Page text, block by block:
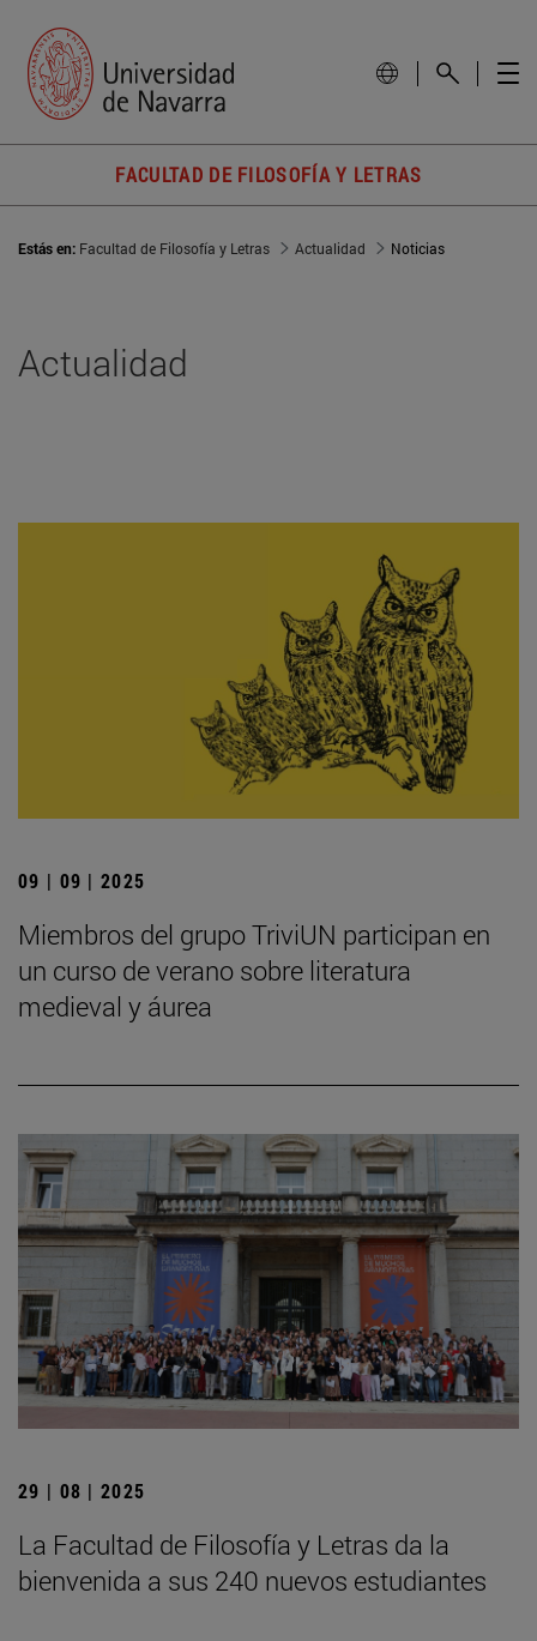
FACULTAD DE FILOSOFÍA Y LETRAS
Estás en: Facultad de Filosofía y Letras Actualidad Noticias
Actualidad
09 | 09 | 2025
Miembros del grupo TriviUN participan en
un curso de verano sobre literatura
medieval y áurea
29 | 08 | 2025
La Facultad de Filosofía y Letras da la
bienvenida a sus 240 nuevos estudiantes